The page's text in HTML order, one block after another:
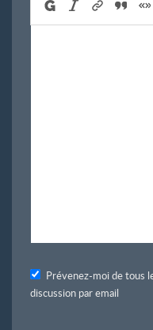
Prévenez-moi de tous
discussion par email